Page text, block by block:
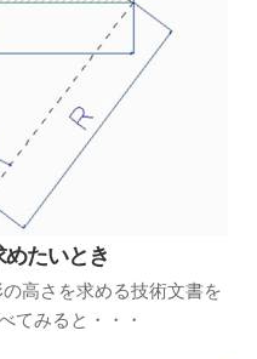
たいとき
高さを求める技術文書を
てみると・・・